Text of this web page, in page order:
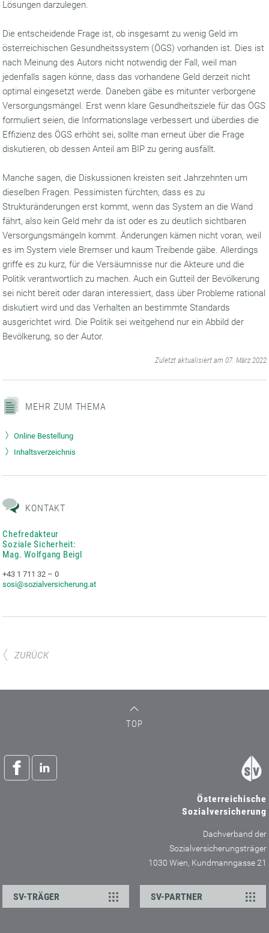
Lösungen darzulegen.
Die entscheidende Frage ist, ob insgesamt zu wenig Geld im
österreichischen Gesundheitssystem (ÖGS) vorhanden ist. Dies ist
nach Meinung des Autors nicht notwendig der Fall, weil man
jedenfalls sagen könne, dass das vorhandene Geld derzeit nicht
optimal eingesetzt werde. Daneben gäbe es mitunter verborgene
Versorgungsmängel. Erst wenn klare Gesundheitsziele für das ÖGS
formuliert seien, die Informationslage verbessert und überdies die
Effizienz des ÖGS erhöht sei, sollte man erneut über die Frage
diskutieren, ob dessen Anteil am BIP zu gering ausfällt.
Manche sagen, die Diskussionen kreisten seit Jahrzehnten um
dieselben Fragen. Pessimisten fürchten, dass es zu
Strukturänderungen erst kommt, wenn das System an die Wand
fährt, also kein Geld mehr da ist oder es zu deutlich sichtbaren
Versorgungsmängeln kommt. Änderungen kämen nicht voran, weil
es im System viele Bremser und kaum Treibende gäbe. Allerdings
griffe es zu kurz, für die Versäumnisse nur die Akteure und die
Politik verantwortlich zu machen. Auch ein Gutteil der Bevölkerung
sei nicht bereit oder daran interessiert, dass über Probleme rational
diskutiert wird und das Verhalten an bestimmte Standards
ausgerichtet wird. Die Politik sei weitgehend nur ein Abbild der
Bevölkerung, so der Autor.
Zuletzt aktualisiert am 07. März 2022
MEHR ZUM THEMA
Online Bestellung
Inhaltsverzeichnis
KONTAKT
Chefredakteur
Soziale Sicherheit:
Mag. Wolfgang Beigl
+43 1 711 32 – 0
sosi@sozialversicherung.at
ZURÜCK
TOP
Österreichische
Sozialversicherung
Dachverband der
Sozialversicherungsträger
1030 Wien, Kundmanngasse 21
SV-TRÄGER SV-PARTNER